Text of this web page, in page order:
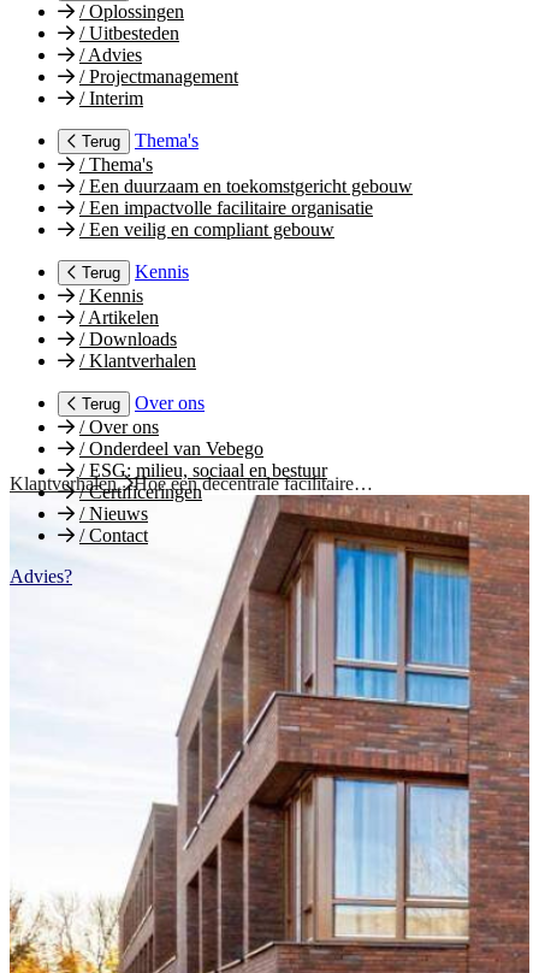
/Oplossingen
/Uitbesteden
/Advies
/Projectmanagement
/Interim
Terug
Thema's
/Thema's
/Een duurzaam en toekomstgericht gebouw
/Een impactvolle facilitaire organisatie
/Een veilig en compliant gebouw
Terug
Kennis
/Kennis
/Artikelen
/Downloads
/Klantverhalen
Terug
Over ons
/Over ons
/Onderdeel van Vebego
/ESG: milieu, sociaal en bestuur
/Certificeringen
/Nieuws
/Contact
Advies?
Klantverhalen Hoe een decentrale facilitaire…